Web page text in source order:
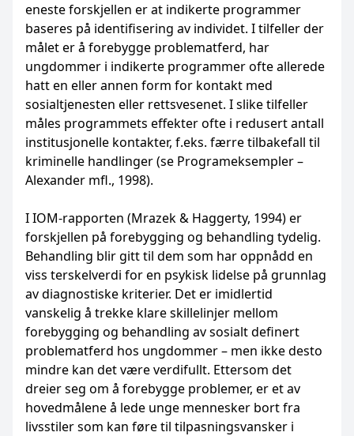
eneste forskjellen er at indikerte programmer
baseres på identifisering av individet. I tilfeller der
målet er å forebygge problematferd, har
ungdommer i indikerte programmer ofte allerede
hatt en eller annen form for kontakt med
sosialtjenesten eller rettsvesenet. I slike tilfeller
måles programmets effekter ofte i redusert antall
institusjonelle kontakter, f.eks. færre tilbakefall til
kriminelle handlinger (se Programeksempler –
Alexander mfl., 1998).
I IOM-rapporten (Mrazek & Haggerty, 1994) er
forskjellen på forebygging og behandling tydelig.
Behandling blir gitt til dem som har oppnådd en
viss terskelverdi for en psykisk lidelse på grunnlag
av diagnostiske kriterier. Det er imidlertid
vanskelig å trekke klare skillelinjer mellom
forebygging og behandling av sosialt definert
problematferd hos ungdommer – men ikke desto
mindre kan det være verdifullt. Ettersom det
dreier seg om å forebygge problemer, er et av
hovedmålene å lede unge mennesker bort fra
livsstiler som kan føre til tilpasningsvansker i